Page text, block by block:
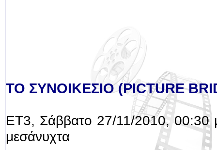
ΤΟ ΣΥΝΟΙΚΕΣΙΟ (PICTURE
ET3, Σάββατο 27/11/2010, 00:30
μεσάνυχτα